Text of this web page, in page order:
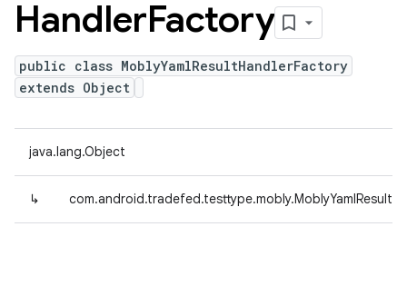
HandlerFactory
public class MoblyYamlResultHandlerFactory
extends Object
java.lang.Object
↳